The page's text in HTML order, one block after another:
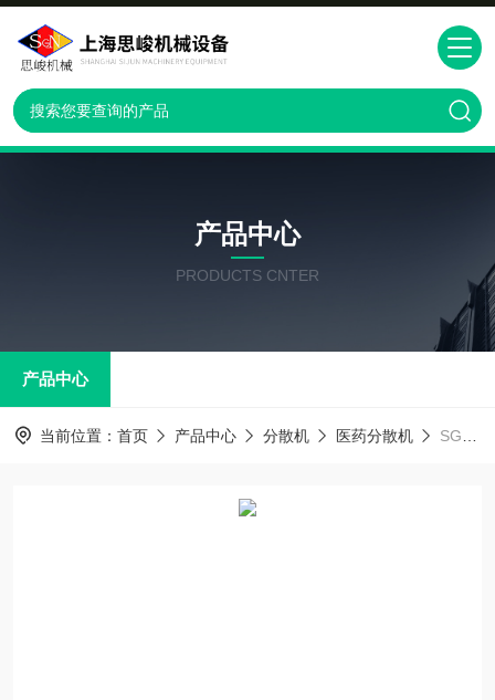
产品中心
PRODUCTS CNTER
产品中心
当前位置： 首页 产品中心 分散机 医药分散机 SGN新研发纳米碳混悬注射液纳米级分散机